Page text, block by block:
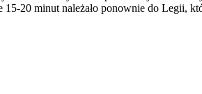
20 minut należało ponownie do Legii,